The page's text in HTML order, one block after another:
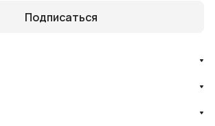
Подписаться